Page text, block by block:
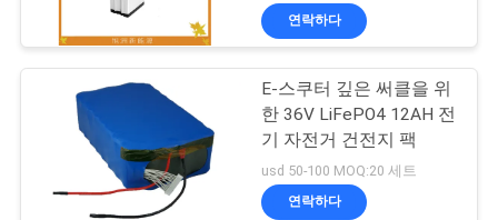
연락하다
E-스쿠터 깊은 써클을 위
한 36V LiFePO4 12AH 전
기 자전거 건전지 팩
usd 50-100 MOQ:20 세트
연락하다